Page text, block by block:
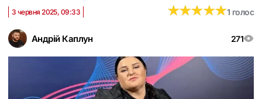
Андрій Каплун 271
3 червня 2025, 09:33 ★★★★★
★★★★★1 голос